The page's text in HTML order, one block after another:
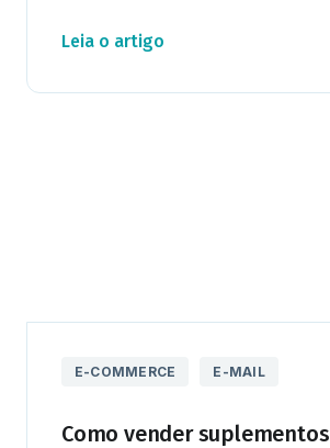
Leia o artigo
E-COMMERCE E-MAIL
Como vender suplementos